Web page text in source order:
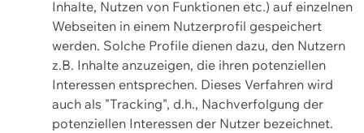
Inhalte, Nutzen von Funktionen etc.) auf einzelnen
Webseiten in einem Nutzerprofil gespeichert
werden. Solche Profile dienen dazu, den Nutzern
z.B. Inhalte anzuzeigen, die ihren potenziellen
Interessen entsprechen. Dieses Verfahren wird
auch als "Tracking", d.h., Nachverfolgung der
potenziellen Interessen der Nutzer bezeichnet.